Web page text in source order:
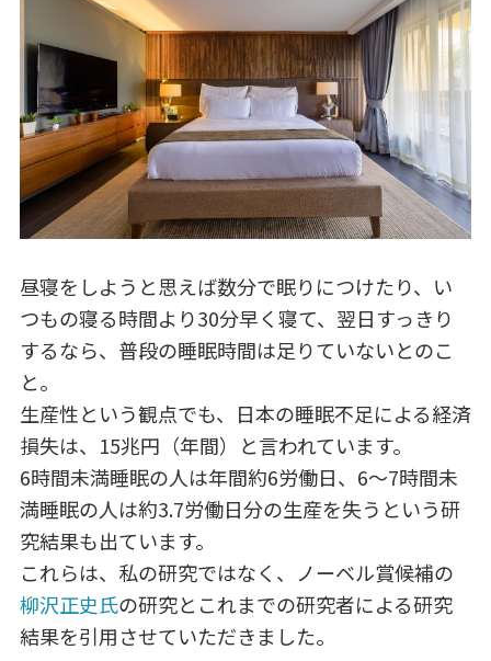
昼寝をしようと思えば数分で眠りにつけたり、い
つもの寝る時間より30分早く寝て、翌日すっきり
するなら、普段の睡眠時間は足りていないとのこ
と。
生産性という観点でも、日本の睡眠不足による経済
損失は、15兆円（年間）と言われています。
6時間未満睡眠の人は年間約6労働日、6〜7時間未
満睡眠の人は約3.7労働日分の生産を失うという研
究結果も出ています。
これらは、私の研究ではなく、ノーベル賞候補の
柳沢正史氏の研究とこれまでの研究者による研究
結果を引用させていただきました。